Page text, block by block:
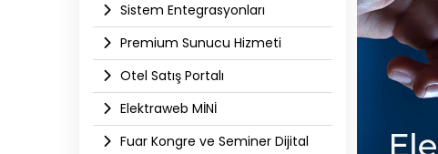
Sistem Entegrasyonları
Premium Sunucu Hizmeti
Otel Satış Portalı
Elektraweb MİNİ
Fuar Kongre ve Seminer Dijital